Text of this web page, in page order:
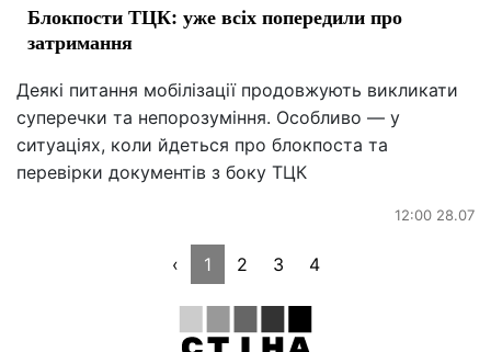
Блокпости ТЦК: уже всіх попередили про
затримання
Деякі питання мобілізації продовжують викликати
суперечки та непорозуміння. Особливо — у
ситуаціях, коли йдеться про блокпоста та
перевірки документів з боку ТЦК
12:00 28.07
‹ 1 2 3 4